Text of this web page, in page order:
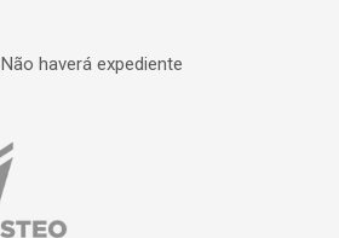
Não haverá expediente